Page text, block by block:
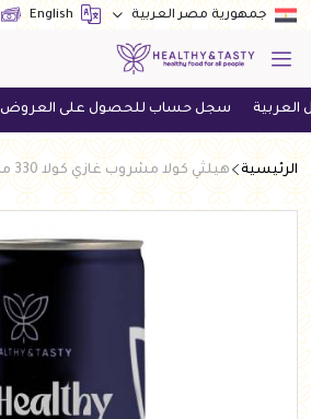
English
سجل حساب للحصول على العروض
الرئيسية هيلثي كولا مشروب غازي كولا 330 مل من هيلثي اند تيستي